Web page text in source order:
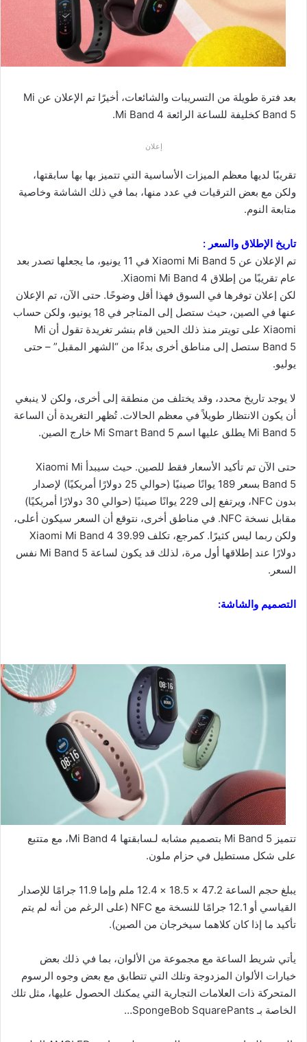
بعد فترة طويلة من التسريبات والشائعات، أخيرًا تم الإعلان عن Mi
Band 5 كخليفة للساعة الرائعة Mi Band 4.
إعلان
تقريبًا لديها معظم الميزات الأساسية التي تتميز بها بها سابقتها،
ولكن مع بعض الترقيات في عدد منها، بما في ذلك الشاشة وخاصية
متابعة النوم.
تاريخ الإطلاق والسعر :
تم الإعلان عن Xiaomi Mi Band 5 في 11 يونيو، ما يجعلها تصدر بعد
عام تقريبًا من إطلاق Xiaomi Mi Band 4.
لكن إعلان توفرها في السوق فهذا أقل وضوحًا. حتى الآن، تم الإعلان
عنها في الصين، حيث ستصل إلى المتاجر في 18 يونيو، ولكن حساب
Xiaomi على تويتر منذ ذلك الحين قام بنشر تغريدة تقول أن Mi
Band 5 ستصل إلى مناطق أخرى بدءًا من “الشهر المقبل” – حتى
يوليو.
لا يوجد تاريخ محدد، وقد يختلف من منطقة إلى أخرى، ولكن لا ينبغي
أن يكون الانتظار طويلاً في معظم الحالات. تُظهر التغريدة أن الساعة
Mi Band 5 يطلق عليها اسم Mi Smart Band 5 خارج الصين.
حتى الآن تم تأكيد الأسعار فقط للصين. حيث سيبدأ Xiaomi Mi
Band 5 بسعر 189 يوانًا صينيًا (حوالي 25 دولارًا أمريكيًا) لإصدار
بدون NFC، ويرتفع إلى 229 يوانًا صينيًا (حوالي 30 دولارًا أمريكيًا)
مقابل نسخة NFC. في مناطق أخرى، نتوقع أن السعر سيكون أعلى،
ولكن ربما ليس كثيرًا. كمرجع، تكلف Xiaomi Mi Band 4 39.99
دولارًا عند إطلاقها أول مرة، لذلك قد يكون لساعة Mi Band 5 نفس
السعر.
التصميم والشاشة:
تتميز Mi Band 5 بتصميم مشابه لـسابقتها Mi Band 4، مع متتبع
على شكل مستطيل في حزام ملون.
يبلغ حجم الساعة 47.2 × 18.5 × 12.4 ملم وإما 11.9 جرامًا للإصدار
القياسي أو 12.1 جرامًا للنسخة مع NFC (على الرغم من أنه لم يتم
تأكيد ما إذا كان كلاهما سيخرجان من الصين).
يأتي شريط الساعة مع مجموعة من الألوان، بما في ذلك بعض
خيارات الألوان المزدوجة وتلك التي تتطابق مع بعض وجوه الرسوم
المتحركة ذات العلامات التجارية التي يمكنك الحصول عليها، مثل تلك
الخاصة بـ SpongeBob SquarePants…